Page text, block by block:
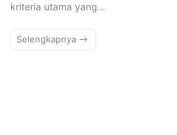
kriteria utama yang…
Selengkapnya